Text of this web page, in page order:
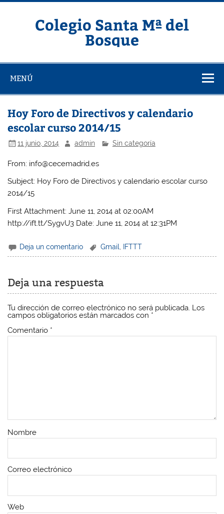
Saltar
Colegio Santa Mª del
Bosque
MENÚ
Hoy Foro de Directivos y calendario
escolar curso 2014/15
11 junio, 2014 admin Sin categoría
From: info@cecemadrid.es
Subject: Hoy Foro de Directivos y calendario escolar curso
2014/15
First Attachment: June 11, 2014 at 02:00AM
http://ift.tt/SygvU3 Date: June 11, 2014 at 12:31PM
Deja un comentario Gmail IFTTT
Deja una respuesta
Tu dirección de correo electrónico no será publicada. Los
campos obligatorios están marcados con *
Comentario *
Nombre
Correo electrónico
Web